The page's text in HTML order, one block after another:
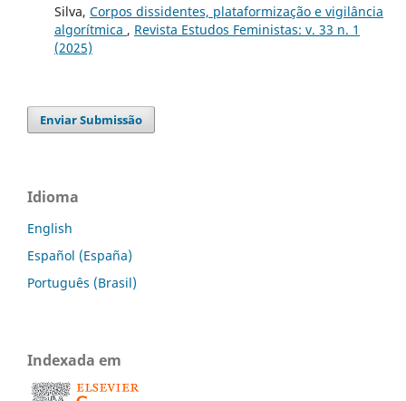
Silva, Corpos dissidentes, plataformização e vigilância
algorítmica , Revista Estudos Feministas: v. 33 n. 1
(2025)
Enviar Submissão
Idioma
English
Español (España)
Português (Brasil)
Indexada em